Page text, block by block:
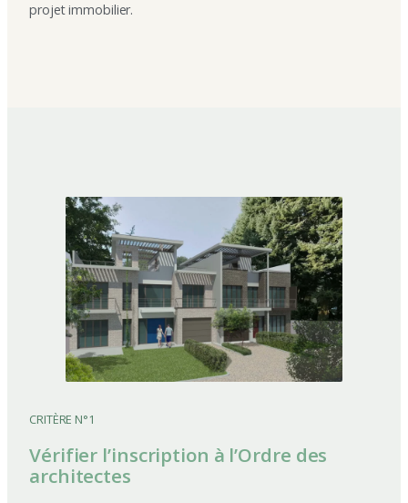
projet immobilier.
CRITÈRE N°1
Vérifier l’inscription à l’Ordre des
architectes